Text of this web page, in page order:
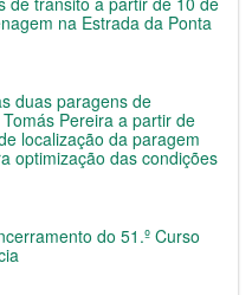
na Estrada da Ponta
duas paragens de
Pereira a partir de
localização da paragem
optimização das condições
do 51.º Curso